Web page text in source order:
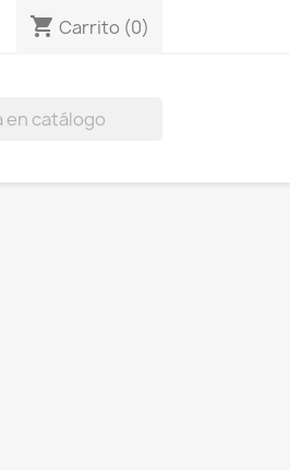
shopping_cart Carrito (0)